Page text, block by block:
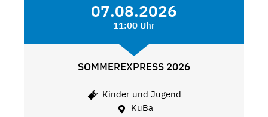
07.08.2026
11:00 Uhr
SOMMEREXPRESS 2026
Kinder und Jugend
KuBa